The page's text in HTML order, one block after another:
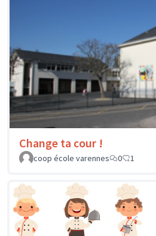
Change ta cour !
coop école varennes
0 1